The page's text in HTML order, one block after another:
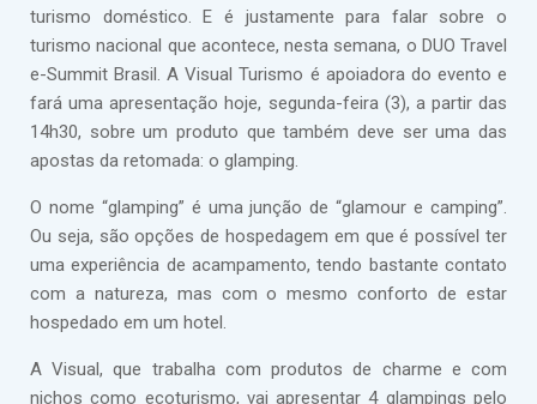
turismo doméstico. E é justamente para falar sobre o
turismo nacional que acontece, nesta semana, o DUO Travel
e-Summit Brasil. A Visual Turismo é apoiadora do evento e
fará uma apresentação hoje, segunda-feira (3), a partir das
14h30, sobre um produto que também deve ser uma das
apostas da retomada: o glamping.
O nome “glamping” é uma junção de “glamour e camping”.
Ou seja, são opções de hospedagem em que é possível ter
uma experiência de acampamento, tendo bastante contato
com a natureza, mas com o mesmo conforto de estar
hospedado em um hotel.
A Visual, que trabalha com produtos de charme e com
nichos como ecoturismo, vai apresentar 4 glampings pelo